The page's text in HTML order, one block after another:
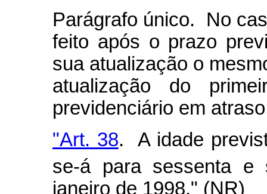
Parágrafo único. No
feito após o prazo
sua atualização o
atualização do
previdenciário em
"Art. 38. A idade
se-á para sessenta
janeiro de 1998." (NR)